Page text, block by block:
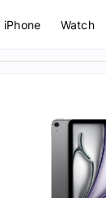
iPhone Watch